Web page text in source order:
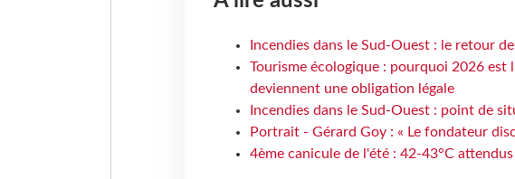
Incendies dans le Sud-Ouest : le retour
Tourisme écologique : pourquoi 2026 est
deviennent une obligation légale
Incendies dans le Sud-Ouest : point de
Portrait - Gérard Goy : « Le fondateur
4ème canicule de l'été : 42-43°C